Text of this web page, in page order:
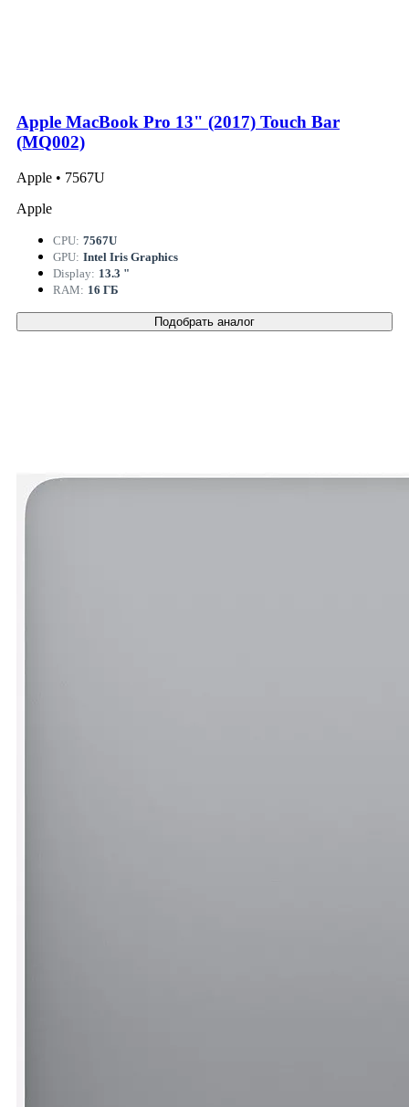
Apple MacBook Pro 13" (2017) Touch Bar
(MQ002)
Apple • 7567U
Apple
CPU: 7567U
GPU: Intel Iris Graphics
Display: 13.3 "
RAM: 16 ГБ
Подобрать аналог